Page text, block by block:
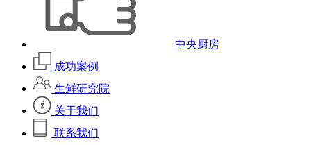
中央厨房
成功案例
生鲜研究院
关于我们
联系我们